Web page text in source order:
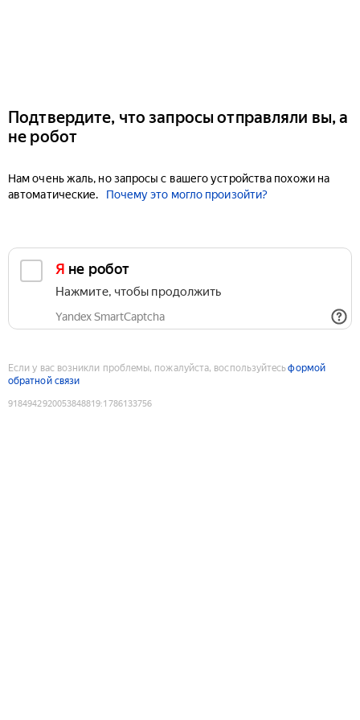
Подтвердите, что запросы отправляли вы, а
не робот
Нам очень жаль, но запросы с вашего устройства похожи на
автоматические.
Почему это могло произойти?
Я не робот
Нажмите, чтобы продолжить
Yandex SmartCaptcha
Если у вас возникли проблемы, пожалуйста, воспользуйтесьформой
обратной связи
9184942920053848819:1786133756